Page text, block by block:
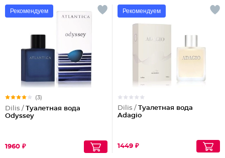
Рекомендуем
(3)
Dilis / Туалетная вода
Odyssey
1960 ₽
Рекомендуем
Dilis / Туалетная вода
Adagio
1449 ₽